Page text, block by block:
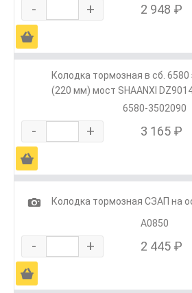
- + 2 948 ₽
Ä
Колодка тормозная в сб.
(220 мм) мост SHAANXI
6580-3502090
- + 3 165 ₽
Ä
1
Колодка тормозная СЗАП на
А0850
- + 2 445 ₽
Ä